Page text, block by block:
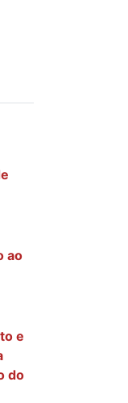
ao
e
do